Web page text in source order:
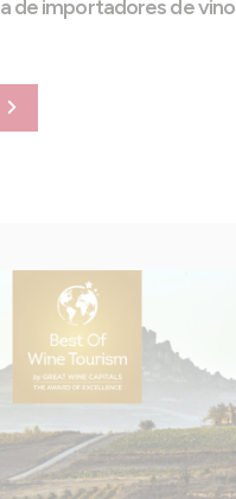
de importadores de vino